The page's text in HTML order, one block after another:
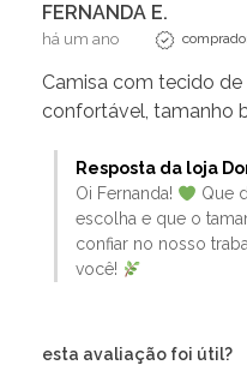
FERNANDA E.
há um ano
Camisa com tecido de
confortável, tamanho
Resposta da loja
Oi Fernanda!
Que
escolha e que o
confiar no nosso
você!
esta avaliação foi útil?